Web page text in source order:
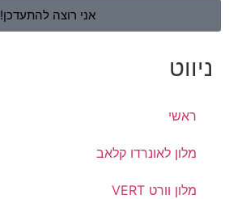
אני רוצה להתעדכן!
ניווט
ראשי
מלון לאונרדו קלאב
מלון וורט VERT